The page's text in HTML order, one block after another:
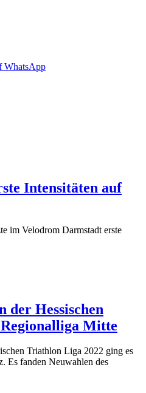
WhatsApp
Intensitäten auf
im Velodrom Darmstadt erste
der Hessischen
Mitte
Triathlon Liga 2022 ging es
Es fanden Neuwahlen des